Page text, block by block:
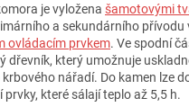
je vyložena šamotovými
a sekundárního přívodu
ovládacím prvkem. Ve spodní
dřevník, který umožnuje
nářadí. Do kamen lze
které sálají teplo až 5,5 h.